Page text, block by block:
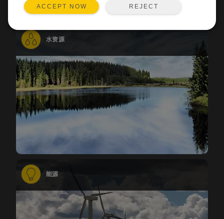
水资源
能源
ACCEPT NOW REJECT